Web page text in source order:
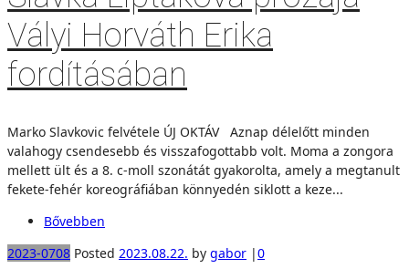
Vályi Horváth Erika
fordításában
Marko Slavkovic felvétele ÚJ OKTÁV Aznap délelőtt minden
valahogy csendesebb és visszafogottabb volt. Moma a zongora
mellett ült és a 8. c-moll szonátát gyakorolta, amely a megtanult
fekete-fehér koreográfiában könnyedén siklott a keze...
Bővebben
2023-0708 Posted 2023.08.22. by gabor |0